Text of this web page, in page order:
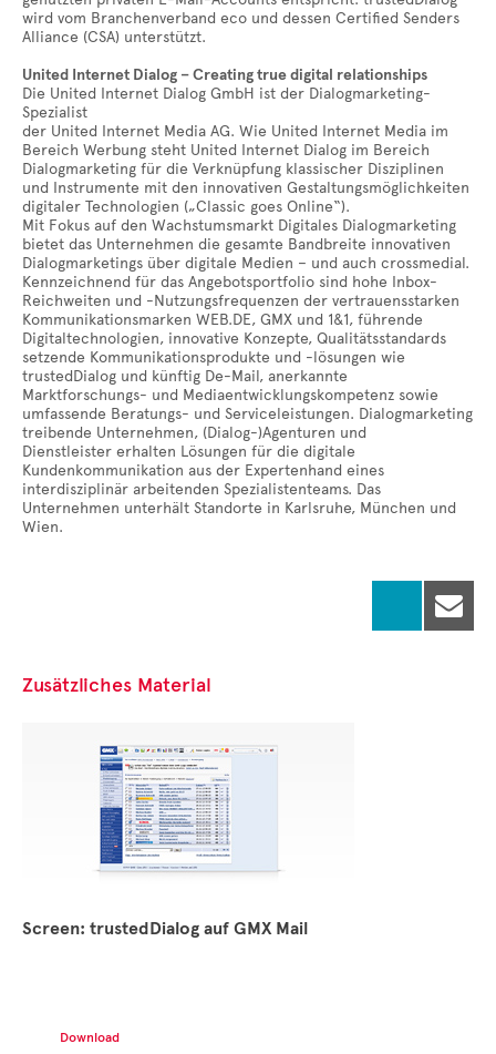
wird vom Branchenverband eco und dessen Certified Senders
Alliance (CSA) unterstützt.
United Internet Dialog – Creating true digital relationships
Die United Internet Dialog GmbH ist der Dialogmarketing-
Spezialist
der United Internet Media AG. Wie United Internet Media im
Bereich Werbung steht United Internet Dialog im Bereich
Dialogmarketing für die Verknüpfung klassischer Disziplinen
und Instrumente mit den innovativen Gestaltungsmöglichkeiten
digitaler Technologien („Classic goes Online“).
Mit Fokus auf den Wachstumsmarkt Digitales Dialogmarketing
bietet das Unternehmen die gesamte Bandbreite innovativen
Dialogmarketings über digitale Medien – und auch crossmedial.
Kennzeichnend für das Angebotsportfolio sind hohe Inbox-
Reichweiten und -Nutzungsfrequenzen der vertrauensstarken
Kommunikationsmarken WEB.DE, GMX und 1&1, führende
Digitaltechnologien, innovative Konzepte, Qualitätsstandards
setzende Kommunikationsprodukte und -lösungen wie
trustedDialog und künftig De-Mail, anerkannte
Marktforschungs- und Mediaentwicklungskompetenz sowie
umfassende Beratungs- und Serviceleistungen. Dialogmarketing
treibende Unternehmen, (Dialog-)Agenturen und
Dienstleister erhalten Lösungen für die digitale
Kundenkommunikation aus der Expertenhand eines
interdisziplinär arbeitenden Spezialistenteams. Das
Unternehmen unterhält Standorte in Karlsruhe, München und
Wien.

Zusätzliches Material
Screen: trustedDialog auf GMX Mail
Download